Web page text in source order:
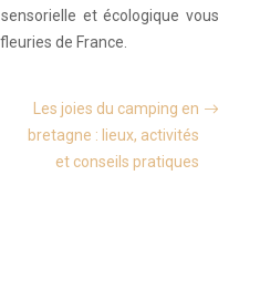
et écologique vous
de France.
Les joies du camping en
bretagne : lieux, activités
et conseils pratiques